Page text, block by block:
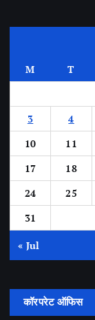
M T
3
4
10
11
17
18
24
25
31
« Jul
कॉरपरेट ऑफिस